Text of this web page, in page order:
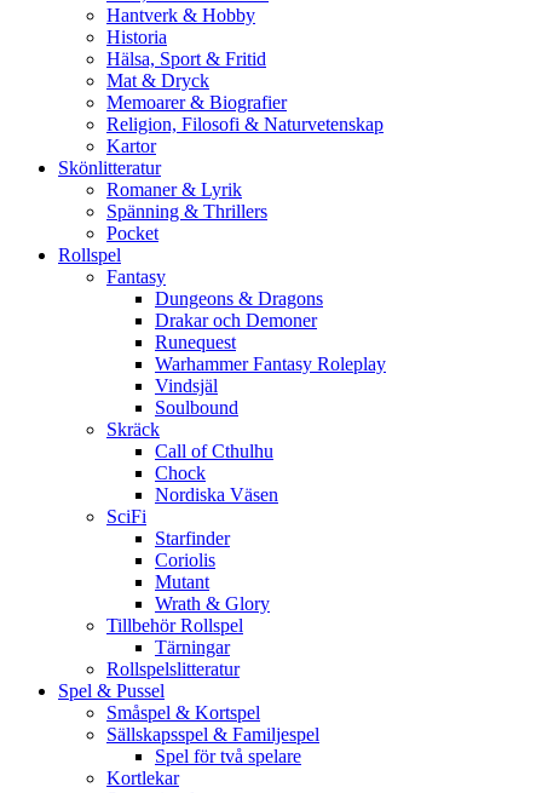
Hantverk & Hobby
Historia
Hälsa, Sport & Fritid
Mat & Dryck
Memoarer & Biografier
Religion, Filosofi & Naturvetenskap
Kartor
Skönlitteratur
Romaner & Lyrik
Spänning & Thrillers
Pocket
Rollspel
Fantasy
Dungeons & Dragons
Drakar och Demoner
Runequest
Warhammer Fantasy Roleplay
Vindsjäl
Soulbound
Skräck
Call of Cthulhu
Chock
Nordiska Väsen
SciFi
Starfinder
Coriolis
Mutant
Wrath & Glory
Tillbehör Rollspel
Tärningar
Rollspelslitteratur
Spel & Pussel
Småspel & Kortspel
Sällskapsspel & Familjespel
Spel för två spelare
Kortlekar